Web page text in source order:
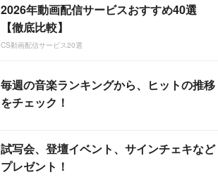
2026年動画配信サービスおすすめ40選
【徹底比較】
CS動画配信サービス20選
毎週の音楽ランキングから、ヒットの推移
をチェック！
試写会、登壇イベント、サインチェキなど
プレゼント！